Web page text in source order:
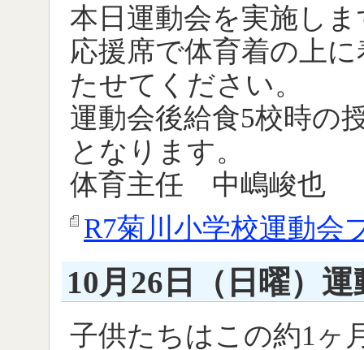
本日運動会を実施しま
応援席で体育着の上
たせてください。
運動会後給食5校時の
となります。
体育主任 中嶋峻也
R7菊川小学校運動会
10月26日（日曜）
子供たちはこの約1ヶ